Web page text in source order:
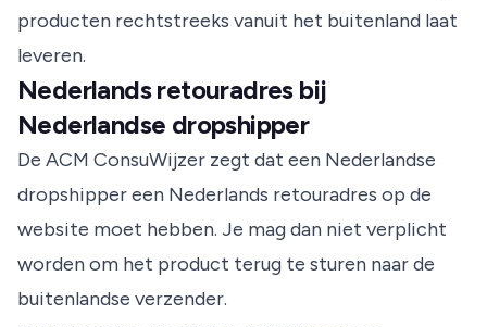
producten rechtstreeks vanuit het buitenland laat
leveren.
Nederlands retouradres bij
Nederlandse dropshipper
De ACM ConsuWijzer zegt dat een Nederlandse
dropshipper een Nederlands retouradres op de
website moet hebben. Je mag dan niet verplicht
worden om het product terug te sturen naar de
buitenlandse verzender.